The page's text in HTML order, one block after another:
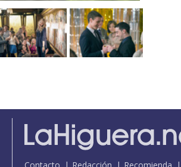
Contacto Redacción Recomienda